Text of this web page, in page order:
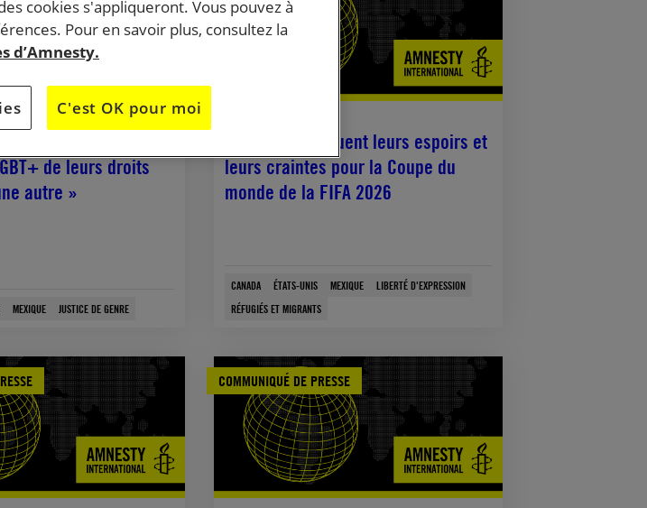
de leurs droits
autre »
MEXIQUE JUSTICE DE GENRE
Trois fans évoquent leurs espoirs et
leurs craintes pour la Coupe du
monde de la FIFA 2026
CANADA ÉTATS-UNIS MEXIQUE
LIBERTÉ D'EXPRESSION
RÉFUGIÉS ET MIGRANTS
COMMUNIQUÉ DE PRESSE
cookies s'appliqueront. Vous pouvez à
Pour en savoir plus, consultez la
d’Amnesty.
C'est OK pour moi